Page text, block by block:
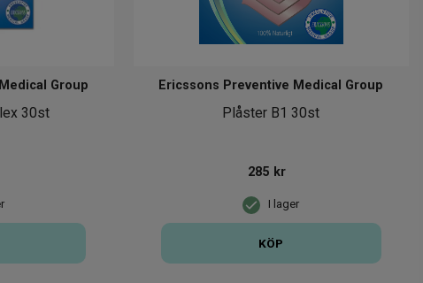
30st
Group
Plåster B1 30st
Ericssons Preventive Medical Group
I lager
285 kr
KÖP